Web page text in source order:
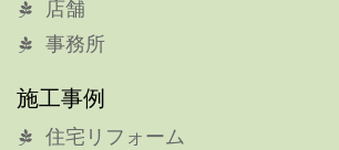
店舗
事務所
施工事例
住宅リフォーム